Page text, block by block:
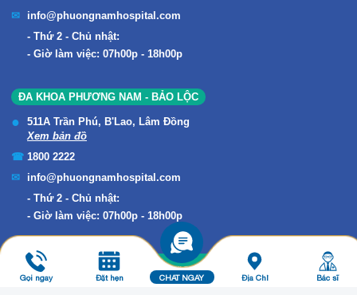
info@phuongnamhospital.com
Thứ 2 - Chủ nhật:
Giờ làm việc: 07h00p - 18h00p
ĐA KHOA PHƯƠNG NAM - BẢO LỘC
511A Trần Phú, B'Lao, Lâm Đồng
Xem bản đồ
1800 2222
info@phuongnamhospital.com
Thứ 2 - Chủ nhật:
Giờ làm việc: 07h00p - 18h00p
Copyright © 2019 ĐA KHOA PHƯƠNG NAM. All Rights Reserved.
Gọi ngay Đặt hẹn CHAT NGAY Địa Chỉ Bác sĩ